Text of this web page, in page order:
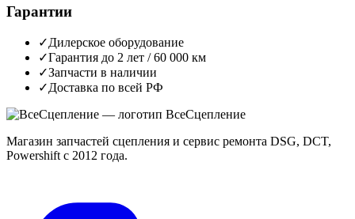
Гарантии
✓Дилерское оборудование
✓Гарантия до 2 лет / 60 000 км
✓Запчасти в наличии
✓Доставка по всей РФ
ВсеСцепление
Магазин запчастей сцепления и сервис ремонта DSG, DCT,
Powershift с 2012 года.